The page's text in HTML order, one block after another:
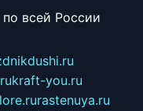
всей России
kraft-you.ru
rastenuya.ru